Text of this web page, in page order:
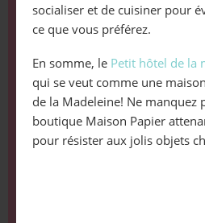
socialiser et de cuisiner pour
ce que vous préférez.
En somme, le Petit hôtel de la
qui se veut comme une
de la Madeleine! Ne manquez
boutique Maison Papier
pour résister aux jolis objets